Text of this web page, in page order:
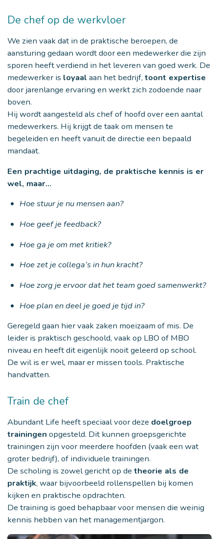
De chef op de werkvloer
We zien vaak dat in de praktische beroepen, de
aansturing gedaan wordt door een medewerker die zijn
sporen heeft verdiend in het leveren van goed werk. De
medewerker is loyaal aan het bedrijf, toont expertise
door jarenlange ervaring en werkt zich zodoende naar
boven.
Hij wordt aangesteld als chef of hoofd over een aantal
medewerkers. Hij krijgt de taak om mensen te
begeleiden en heeft vanuit de directie een bepaald
mandaat.
Een prachtige uitdaging, de praktische kennis is er
wel, maar…
Hoe stuur je nu mensen aan?
Hoe geef je feedback?
Hoe ga je om met kritiek?
Hoe zet je collega’s in hun kracht?
Hoe zorg je ervoor dat het team goed samenwerkt?
Hoe plan en deel je goed je tijd in?
Geregeld gaan hier vaak zaken moeizaam of mis. De
leider is praktisch geschoold, vaak op LBO of MBO
niveau en heeft dit eigenlijk nooit geleerd op school.
De wil is er wel, maar er missen tools. Praktische
handvatten.
Train de chef
Abundant Life heeft speciaal voor deze doelgroep
trainingen opgesteld. Dit kunnen groepsgerichte
trainingen zijn voor meerdere hoofden (vaak een wat
groter bedrijf), of individuele trainingen.
De scholing is zowel gericht op de theorie als de
praktijk, waar bijvoorbeeld rollenspellen bij komen
kijken en praktische opdrachten.
De training is goed behapbaar voor mensen die weinig
kennis hebben van het managementjargon.